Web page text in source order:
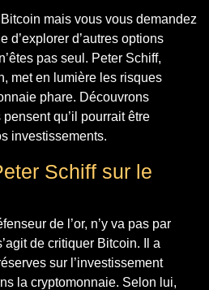
mais vous vous demandez
d’explorer d’autres options
pas seul. Peter Schiff,
met en lumière les risques
phare. Découvrons
qu’il pourrait être
investissements.
Schiff sur le
de l’or, n’y va pas par
de critiquer Bitcoin. Il a
sur l’investissement
la cryptomonnaie. Selon lui,